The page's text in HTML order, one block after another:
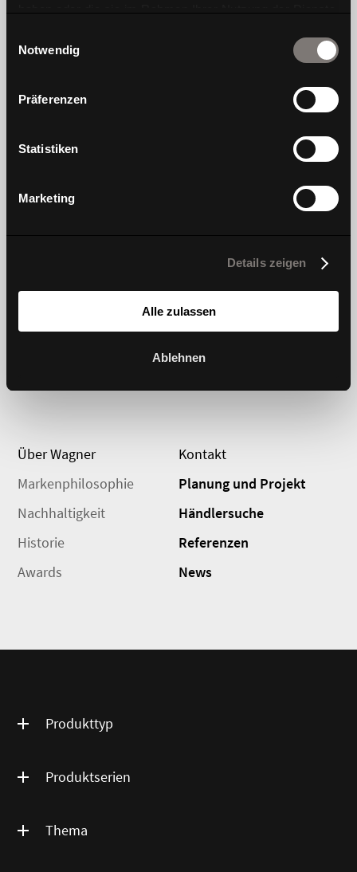
Notwendig
Präferenzen
Statistiken
Marketing
Details zeigen
Alle zulassen
Ablehnen
Wir sind Wagner, eine traditionelle Stuhlmarke,
die das Wohlbefinden der Menschen im Fokus
Bewegung und Gesundheit im Einklang sind.
Tische
DIEZ Kollektion
#wagnerdesignlab
Über Wagner
Markenphilosophie
Nachhaltigkeit
Historie
Awards
Kontakt
Planung und Projekt
Händlersuche
Referenzen
News
Produkttyp
Produktserien
Thema